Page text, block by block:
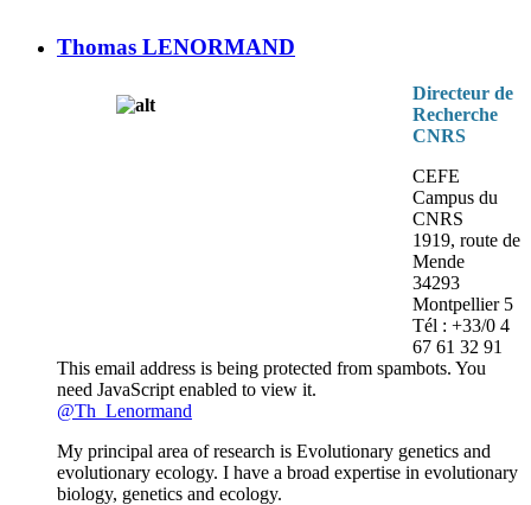
Thomas LENORMAND
Directeur de
Recherche
CNRS
CEFE
Campus du
CNRS
1919, route de
Mende
34293
Montpellier 5
Tél : +33/0 4
67 61 32 91
This email address is being protected from spambots. You
need JavaScript enabled to view it.
@Th_Lenormand
My principal area of research is Evolutionary genetics and
evolutionary ecology. I have a broad expertise in evolutionary
biology, genetics and ecology.